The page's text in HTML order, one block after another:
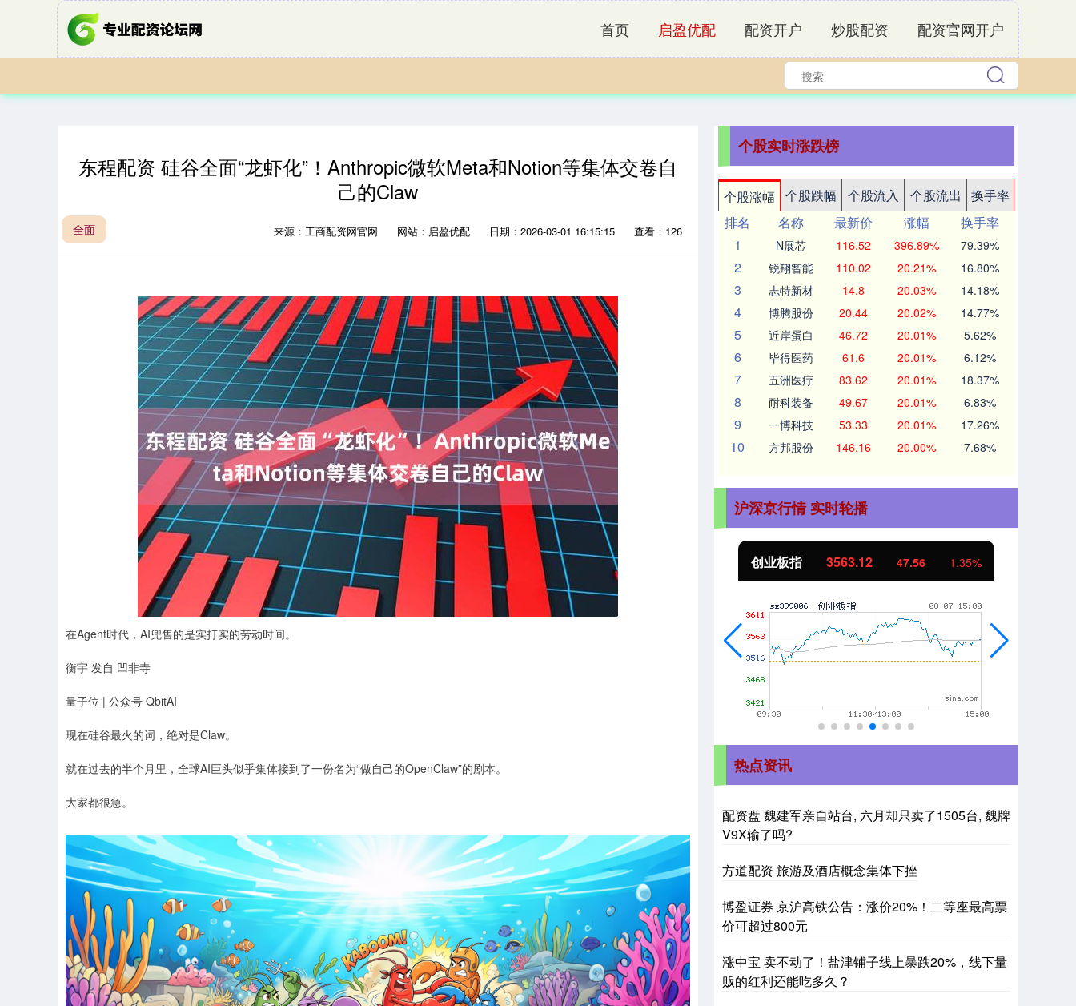
首页 启盈优配 配资开户 炒股配资 配资官网开户
东程配资 硅谷全面“龙虾化”！Anthropic微软Meta和Notion等集体交卷自
己的Claw
全面 来源：工商配资网官网 网站：启盈优配 日期：2026-03-01 16:15:15 查看：126
在Agent时代，AI兜售的是实打实的劳动时间。
衡宇 发自 凹非寺
量子位 | 公众号 QbitAI
现在硅谷最火的词，绝对是Claw。
就在过去的半个月里，全球AI巨头似乎集体接到了一份名为“做自己的OpenClaw”的剧本。
大家都很急。
个股实时涨跌榜
个股涨幅 个股跌幅 个股流入 个股流出
换手率
排名
名称 最新价 涨幅
换手率
1
N展芯 116.52 396.89% 79.39%
2 锐翔智能 110.02 20.21% 16.80%
3 志特新材 14.8 20.03% 14.18%
4 博腾股份 20.44 20.02% 14.77%
5 近岸蛋白 46.72 20.01% 5.62%
6 毕得医药 61.6 20.01% 6.12%
7 五洲医疗 83.62 20.01% 18.37%
8 耐科装备 49.67 20.01% 6.83%
9 一博科技 53.33 20.01% 17.26%
10 方邦股份 146.16 20.00% 7.68%
沪深京行情 实时轮播
沪深300 4694.44 43.13 0.93% 北证50 1134.24 11.37 创业板指 3563.12 47.56 1.35%
热点资讯
配资盘 魏建军亲自站台, 六月却只卖了1505台, 魏牌
V9X输了吗?
方道配资 旅游及酒店概念集体下挫
博盈证券 京沪高铁公告：涨价20%！二等座最高票
价可超过800元
涨中宝 卖不动了！盐津铺子线上暴跌20%，线下量
贩的红利还能吃多久？